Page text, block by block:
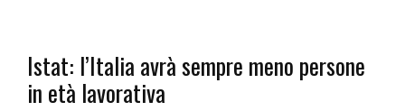
Istat: l’Italia avrà sempre meno persone
in età lavorativa